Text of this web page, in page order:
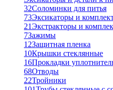
32Соломинки для питья
73Эксикаторы и
21Экстракторы и
7Зажимы
12Защитная пленка
10Крышки стеклянные
16Прокладки
68Отводы
22Тройники